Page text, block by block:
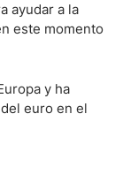
ayudar a la
este momento
y ha
euro en el